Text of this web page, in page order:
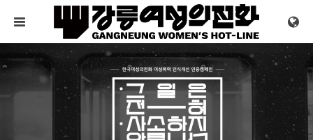
메뉴 건너뛰기